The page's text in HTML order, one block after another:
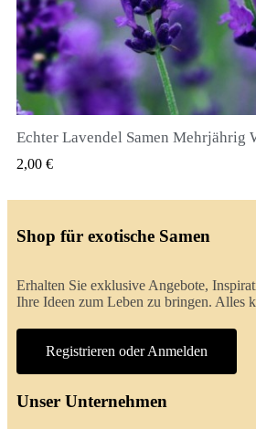
QUICK VIEW
Echter Lavendel Samen Mehrjährig
2,00 €
Shop für exotische Samen
Erhalten Sie exklusive Angebote,
Ihre Ideen zum Leben zu bringen. Alles
Registrieren oder Anmelden
Unser Unternehmen